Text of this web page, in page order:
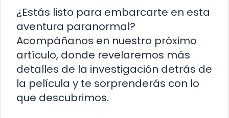
¿Estás listo para embarcarte en esta
aventura paranormal?
Acompáñanos en nuestro próximo
artículo, donde revelaremos más
detalles de la investigación detrás de
la película y te sorprenderás con lo
que descubrimos.